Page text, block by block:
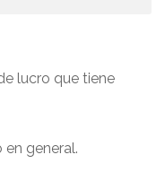
lucro que tiene
general.